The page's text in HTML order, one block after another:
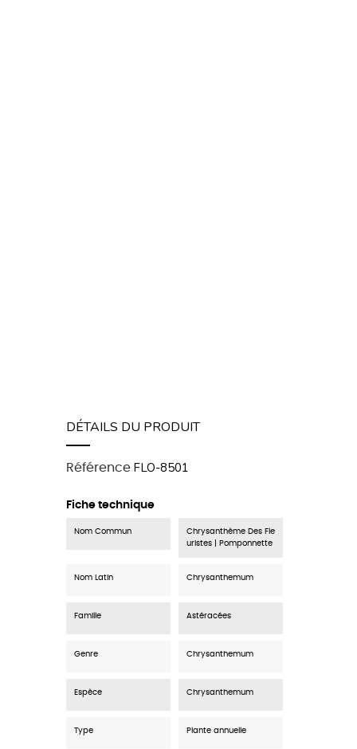
DÉTAILS DU PRODUIT
Référence FLO-8501
Fiche technique
Nom Commun
Chrysanthème Des Fle
uristes | Pomponnette
Nom Latin Chrysanthemum
Famille Astéracées
Genre Chrysanthemum
Espèce Chrysanthemum
Type Plante annuelle